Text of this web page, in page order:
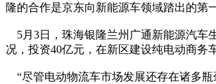
隆的合作是京东向新能源车领域踏出的第
5月3日，珠海银隆兰州广通新能源汽车
况，投资40亿元，在新区建设纯电动商务
“尽管电动物流车市场发展还存在诸多